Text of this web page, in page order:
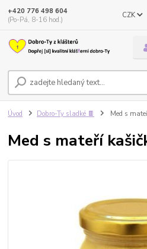
CZK
+420 776 498 604
(Po-Pá, 8-16 hod.)
Úvod Dobro-Ty sladké 🍫 Med s
Med s mateří